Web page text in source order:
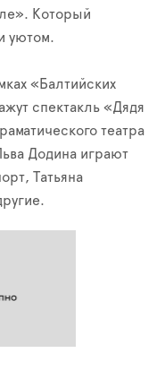
Который
уютом.
«Балтийских
спектакль «Дядя
театра
Додина играют
Татьяна